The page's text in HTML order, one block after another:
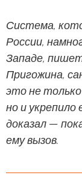
Система,
России,
Западе,
Пригожина,
это не
но и
доказал —
ему вызов.